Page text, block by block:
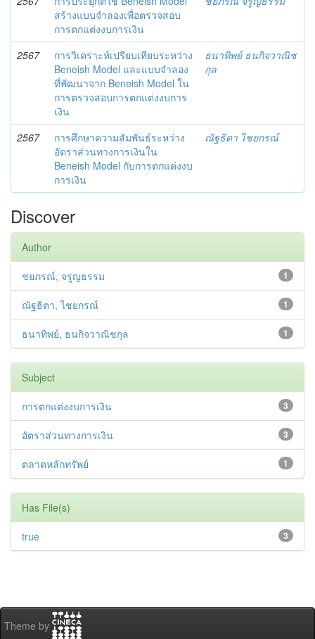
สร้างแบบจำลองเพื่อตรวจสอบ
การตกแต่งงบการเงิน
2567
การวิเคราะห์เปรียบเทียบระหว่าง
Beneish Model และแบบจำลอง
ที่พัฒนาจาก Beneish Model ใน
การตรวจสอบการตกแต่งงบการ
เงิน
ธนาทิพย์ ธนกิจวาณิช
กุล
2567
การศึกษาความสัมพันธ์ระหว่าง
อัตราส่วนทางการเงินใน
Beneish Model กับการตกแต่งงบ
การเงิน
ณัฐธิตา ไชยกรณ์
Discover
Author
1
ชยภรณ์, จรูญธรรม
1
ณัฐธิตา, ไชยกรณ์
1
ธนาทิพย์, ธนกิจวาณิชกุล
Subject
3
การตกแต่งงบการเงิน
3
อัตราส่วนทางการเงิน
1
ตลาดหลักทรัพย์
Has File(s)
3
true
Theme by